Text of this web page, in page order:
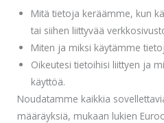
Mitä tietoja keräämme, kun
tai siihen liittyvää
Miten ja miksi käytämme
Oikeutesi tietoihisi liittyen ja
käyttöä.
Noudatamme kaikkia
määräyksiä, mukaan lukien